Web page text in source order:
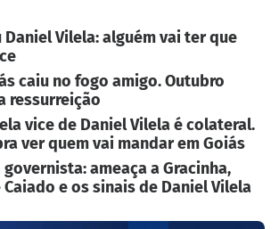
Daniel Vilela: alguém vai ter que
caiu no fogo amigo. Outubro
ressurreição
vice de Daniel Vilela é colateral.
ver quem vai mandar em Goiás
governista: ameaça a Gracinha,
Caiado e os sinais de Daniel Vilela